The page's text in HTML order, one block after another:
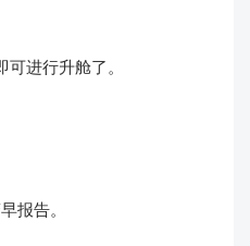
进行升舱了。
报告。